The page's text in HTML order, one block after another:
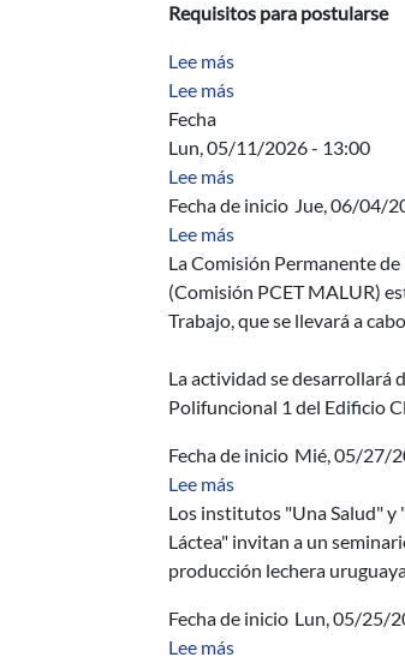
Requisitos para postularse
Lee mássobre Diseño y
Lee mássobre Hormigón
Fecha
Lun, 05/11/2026 - 13:00
Lee mássobre Acta Directiva
Fecha de inicio Jue, 06/04/
Lee mássobre Jornada en el
La Comisión Permanente
(Comisión PCET MALUR)
Trabajo, que se llevará a
La actividad se desarrollará
Polifuncional 1 del Edificio
Fecha de inicio Mié, 05/27/
Lee mássobre Sostenibilidad
Los institutos "Una Salud" y
Láctea" invitan a un
producción lechera
Fecha de inicio Lun, 05/25/
Lee mássobre Del microfilm